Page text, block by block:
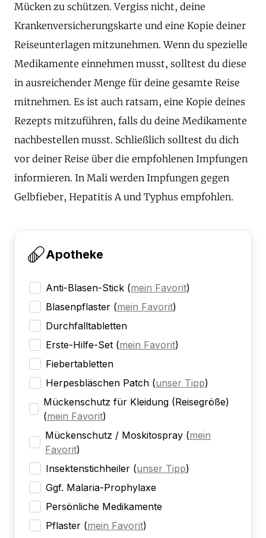
Mücken zu schützen. Vergiss nicht, deine
Krankenversicherungskarte und eine Kopie deiner
Reiseunterlagen mitzunehmen. Wenn du spezielle
Medikamente einnehmen musst, solltest du diese
in ausreichender Menge für deine gesamte Reise
mitnehmen. Es ist auch ratsam, eine Kopie deines
Rezepts mitzuführen, falls du deine Medikamente
nachbestellen musst. Schließlich solltest du dich
vor deiner Reise über die empfohlenen Impfungen
informieren. In Mali werden Impfungen gegen
Gelbfieber, Hepatitis A und Typhus empfohlen.
Apotheke
Anti-Blasen-Stick (mein Favorit)
Blasenpflaster (mein Favorit)
Durchfalltabletten
Erste-Hilfe-Set (mein Favorit)
Fiebertabletten
Herpesbläschen Patch (unser Tipp)
Mückenschutz für Kleidung (Reisegröße)
(mein Favorit)
Mückenschutz / Moskitospray (mein
Favorit)
Insektenstichheiler (unser Tipp)
Ggf. Malaria-Prophylaxe
Persönliche Medikamente
Pflaster (mein Favorit)